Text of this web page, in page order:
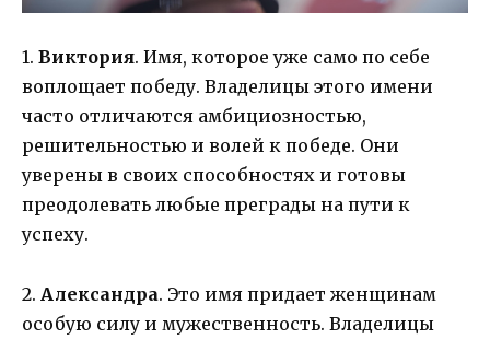
1. Виктория. Имя, которое уже само по себе
воплощает победу. Владелицы этого имени
часто отличаются амбициозностью,
решительностью и волей к победе. Они
уверены в своих способностях и готовы
преодолевать любые преграды на пути к
успеху.
2. Александра. Это имя придает женщинам
особую силу и мужественность. Владелицы